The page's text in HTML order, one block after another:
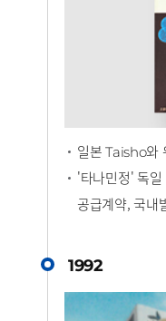
일본 Taisho와
'타나민정' 독일
공급계약, 국내
1992